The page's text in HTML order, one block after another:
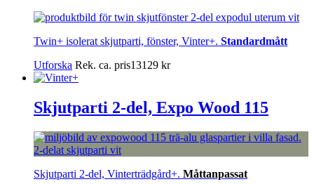
Twin+ isolerat skjutparti, fönster, Vinter+. Standardmått
Utforska Rek. ca. pris13129 kr
Skjutparti 2-del, Expo Wood 115
Skjutparti 2-del, Vinterträdgård+. Måttanpassat